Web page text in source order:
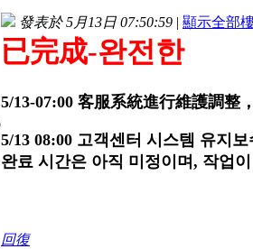
發表於 5月13日 07:50:59 | 顯示全部
已完成-완전한
5/13-07:00 客服系統進行維護調整
5/13 08:00 고객센터 시스템 유지
완료 시간은 아직 미정이며, 작업
回復